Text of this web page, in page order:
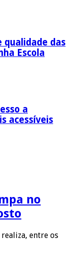
das
Escola
a
acessíveis
no
entre os